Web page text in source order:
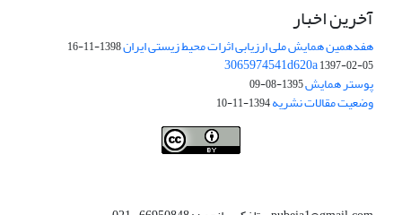
آخرین اخبار
هفدهمین همایش ملی ارزیابی اثرات محیط زیستی ایران1398-11-16
3065974541d620a1397-02-05
پوستر همایش1395-08-09
وضعیت مقالات نشریه1394-11-10